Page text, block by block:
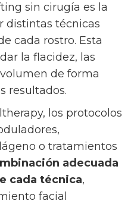
sin cirugía es la
distintas técnicas
cada rostro. Esta
la flacidez, las
de forma
resultados.
los protocolos
o tratamientos
adecuada
cada técnica,
facial